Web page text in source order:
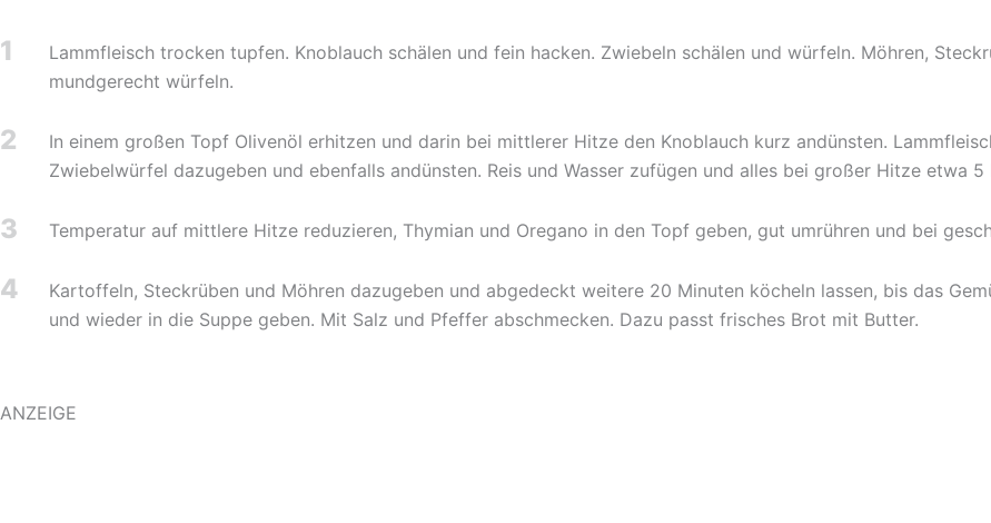
1
Lammfleisch trocken tupfen. Knoblauch schälen und fein hacken. Zwiebeln schälen und würfeln. Möhren,
mundgerecht würfeln.
2
In einem großen Topf Olivenöl erhitzen und darin bei mittlerer Hitze den Knoblauch kurz andünsten.
Zwiebelwürfel dazugeben und ebenfalls andünsten. Reis und Wasser zufügen und alles bei großer Hitze etwa
3 Temperatur auf mittlere Hitze reduzieren, Thymian und Oregano in den Topf geben, gut umrühren und bei
4
Kartoffeln, Steckrüben und Möhren dazugeben und abgedeckt weitere 20 Minuten köcheln lassen, bis das
und wieder in die Suppe geben. Mit Salz und Pfeffer abschmecken. Dazu passt frisches Brot mit Butter.
ANZEIGE